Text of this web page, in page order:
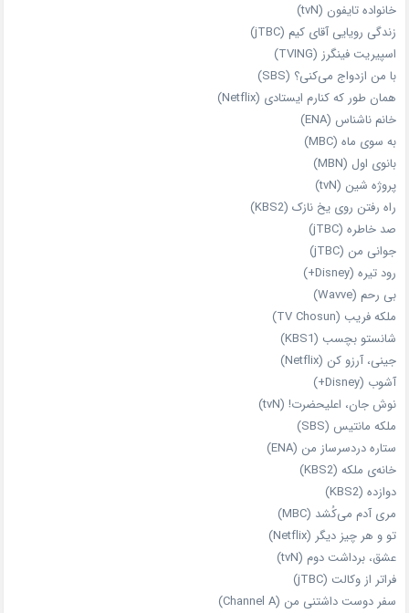
خانواده تایفون (tvN)
زندگی رویایی آقای کیم (jTBC)
اسپیریت فینگرز (TVING)
با من ازدواج می‌کنی؟ (SBS)
همان‌ طور که کنارم ایستادی (Netflix)
خانم ناشناس (ENA)
به سوی ماه (MBC)
بانوی اول (MBN)
پروژه شین (tvN)
راه رفتن روی یخ نازک (KBS2)
صد خاطره (jTBC)
جوانی من (jTBC)
رود تیره (Disney+)
بی‌ رحم (Wavve)
ملکه فریب (TV Chosun)
شانستو بچسب (KBS1)
جینی، آرزو کن (Netflix)
آشوب (Disney+)
نوش جان، اعلیحضرت! (tvN)
ملکه‌ مانتیس (SBS)
ستاره دردسرساز من (ENA)
خانه‌ی ملکه (KBS2)
دوازده (KBS2)
مری آدم می‌کُشد (MBC)
تو و هر چیز دیگر (Netflix)
عشق، برداشت دوم (tvN)
فراتر از وکالت (jTBC)
سفر دوست‌ داشتنی من (Channel A)